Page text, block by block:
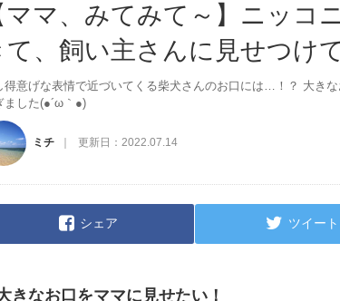
ママ、みてみて～】ニッコ
て、飼い主さんに見せつけ
得意げな表情で近づいてくる柴犬さんのお口には…！？ 大き
ました(●´ω｀●)
ミチ 更新日： 2022.07.14
シェア ツイート
きなお口をママに見せたい！